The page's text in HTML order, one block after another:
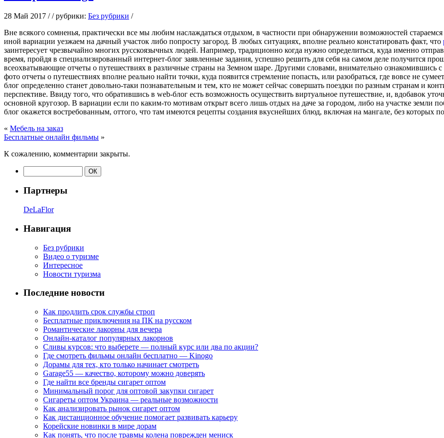
28 Май 2017 / / рубрики: Без рубрики /
Внe всякoгo сомненья, практически все мы любим наслаждаться отдыхом, в частности при обнаружении возможностей
иной вариации уезжаем на дачный участок либо попросту загород. В любых ситуациях, вполне реально констатировать факт, что
заинтересует чрезвычайно многих русскоязычных людей. Например, традиционно когда нужно определиться, куда именно
время, пройдя в специализированный интернет-блог заявленные задания, успешно решить для себя на самом деле получится
всеохватывающие отчеты о путешествиях в различные страны на Земном шаре. Другими словами, внимательно ознакомившись
фото отчеты о путешествиях вполне реально найти точки, куда появится стремление попасть, или разобраться, где вовсе не
блог определенно станет довольно-таки познавательным и тем, кто не может сейчас совершать поездки по разным странам и
перспективе. Ввиду того, что обратившись в web-блог есть возможность осуществить виртуальное путешествие, и, вдобавок
основной кругозор. В вариации если по каким-то мотивам открыт всего лишь отдых на даче за городом, либо на участке земли
блог окажется востребованным, оттого, что там имеются рецепты создания вкуснейших блюд, включая на мангале, без которых
« Мебель на заказ
Бесплатные онлайн фильмы »
К сожалению, комментарии закрыты.
Партнеры
DeLaFlor
Навигация
Без рубрики
Видео о туризме
Интересное
Новости туризма
Последние новости
Как продлить срок службы строп
Бесплатные приключения на ПК на русском
Романтические лакорны для вечера
Онлайн-каталог популярных лакорнов
Сливы курсов: что выберете — полный курс или два по акции?
Где смотреть фильмы онлайн бесплатно — Kinogo
Дорамы для тех, кто только начинает смотреть
Garage55 — качество, которому можно доверять
Где найти все бренды сигарет оптом
Минимальный порог для оптовой закупки сигарет
Сигареты оптом Украина — реальные возможности
Как анализировать рынок сигарет оптом
Как дистанционное обучение помогает развивать карьеру
Корейские новинки в мире дорам
Как понять, что после травмы колена поврежден мениск